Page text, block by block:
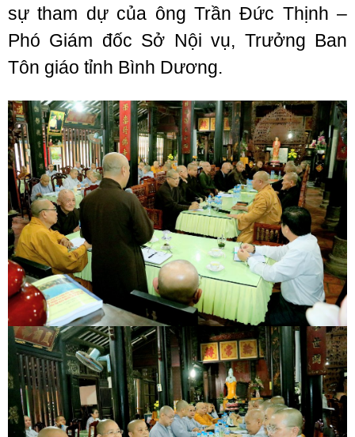
sự tham dự của ông Trần Đức Thịnh –
Phó Giám đốc Sở Nội vụ, Trưởng Ban
Tôn giáo tỉnh Bình Dương.